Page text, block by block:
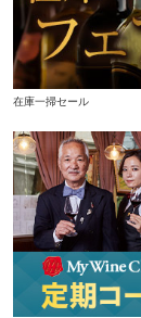
在庫一掃セール